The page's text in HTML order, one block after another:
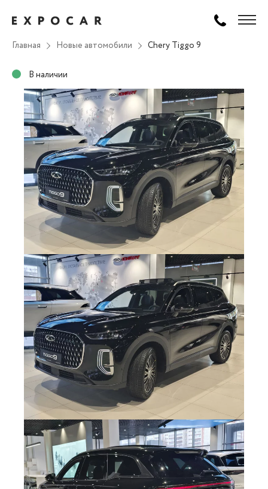
Главная Новые автомобили Chery Tiggo 9
В наличии